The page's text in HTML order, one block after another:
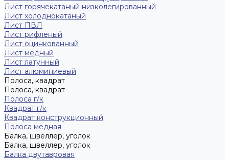
Лист горячекатаный низколегированный
Лист холоднокатаный
Лист ПВЛ
Лист рифленый
Лист оцинкованный
Лист медный
Лист латунный
Лист алюминиевый
Полоса, квадрат
Полоса, квадрат
Полоса г/к
Квадрат г/к
Квадрат конструкционный
Полоса медная
Балка, швеллер, уголок
Балка, швеллер, уголок
Балка двутавровая